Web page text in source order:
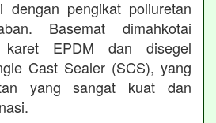
dengan pengikat poliuretan
Basemat dimahkotai
karet EPDM dan disegel
Cast Sealer (SCS), yang
yang sangat kuat dan